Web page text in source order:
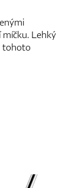
míčku. Lehký
tohoto